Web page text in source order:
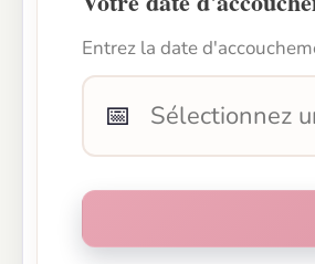
Entrez la date